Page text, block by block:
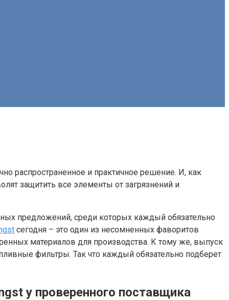
распространенное и практичное решение. И, как
защитить все элементы от загрязнений и
предложений, среди которых каждый обязательно
сегодня – это один из несомненных фаворитов
материалов для производства. К тому же, выпуск
фильтры. Так что каждый обязательно подберет
у проверенного поставщика